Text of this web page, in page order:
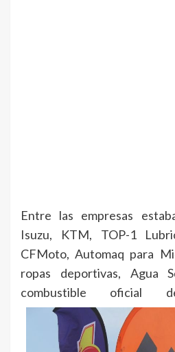
Entre las empresas
Isuzu, KTM, TOP-1
CFMoto, Automaq para
ropas deportivas, Agua
combustible oficial